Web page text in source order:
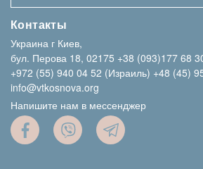
Контакты
Украина г Киев,
бул. Перова 18, 02175 +38 (093)177 68
+972 (55) 940 04 52 (Израиль) +48 (45)
info@vtkosnova.org
Напишите нам в мессенджер